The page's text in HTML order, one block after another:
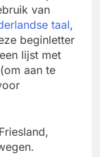
van
taal,
beginletter
lijst met
aan te